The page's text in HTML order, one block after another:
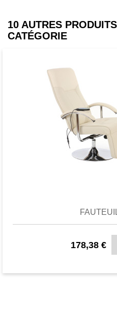
décolore ou que sa
elle peut rapidement
choix de couleurs
modèle pour tous
de remplacement
design et protection
10 AUTRES
CATÉGORIE
178,38 €